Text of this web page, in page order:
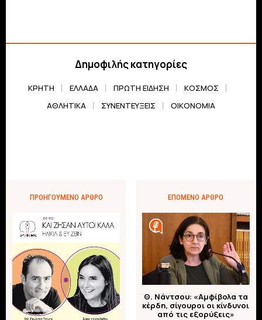
Δημοφιλής κατηγορίες
ΚΡΗΤΗ ΕΛΛΆΔΑ ΠΡΏΤΗ ΕΊΔΗΣΗ
ΚΌΣΜΟΣ
ΑΘΛΗΤΙΚΆ
ΣΥΝΕΝΤΕΎΞΕΙΣ ΟΙΚΟΝΟΜΊΑ
ΠΡΟΗΓΟΎΜΕΝΟ ΆΡΘΡΟ ΕΠΌΜΕΝΟ ΆΡΘΡΟ
Θ. Νάντσου: «Αμφίβολα τα
κέρδη, σίγουροι οι κίνδυνοι
από τις εξορύξεις»